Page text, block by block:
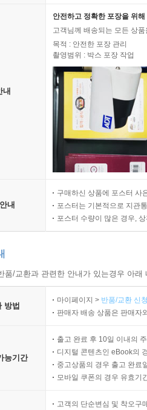
내
안전하고 정확한 포장을 위
고객님께 배송되는 모든 상
목적 : 안전한 포장 관리
촬영범위 : 박스 포장 작업
내
구매하신 상품에 포스터 사
포스터는 기본적으로 지관
포스터 수량이 많은 경우,
품/교환과 관련한 안내가 있는경우 아
방법
마이페이지 > 반품/교환 신
판매자 배송 상품은 판매자
능기간
출고 완료 후 10일 이내의
디지털 콘텐츠인 eBook의
중고상품의 경우 출고 완료
모바일 쿠폰의 경우 유효기
고객의 단순변심 및 착오구